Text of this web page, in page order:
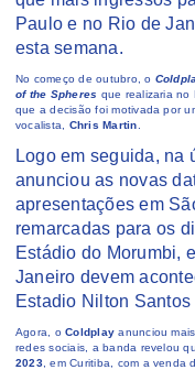
Paulo e no Rio de
esta semana.
No começo de outubro, o
of the Spheres que realizaria no
que a decisão foi motivada por
vocalista, Chris Martin
Logo em seguida, na
anunciou as novas
apresentações em
remarcadas para os
Estádio do Morumbi,
Janeiro devem
Estadio Nilton Santos
Agora, oColdplay anunciou
redes sociais, a banda revelou
2023, em Curitiba, com a venda